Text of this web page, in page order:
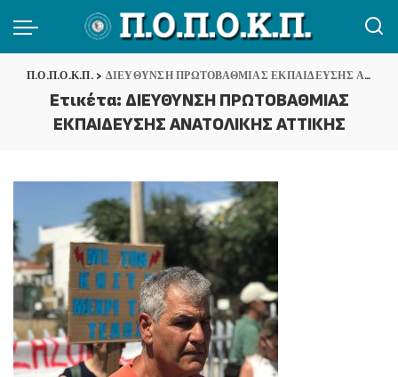
Π.Ο.Π.Ο.Κ.Π.> ΔΙΕΥΘΥΝΣΗ ΠΡΩΤΟΒΑΘΜΙΑΣ ΕΚΠΑΙΔΕΥΣΗΣ ΑΝΑΤΟΛΙΚΗΣ ΑΤΤΙΚΗΣ
Ετικέτα: ΔΙΕΥΘΥΝΣΗ ΠΡΩΤΟΒΑΘΜΙΑΣ
ΕΚΠΑΙΔΕΥΣΗΣ ΑΝΑΤΟΛΙΚΗΣ ΑΤΤΙΚΗΣ